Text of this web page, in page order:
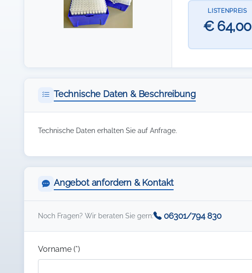
LISTENPREIS
€ 64,00
Technische Daten & Beschreibung
Technische Daten erhalten Sie auf Anfrage.
Angebot anfordern & Kontakt
Noch Fragen? Wir beraten Sie gern: 06301/794 830
Vorname (*)